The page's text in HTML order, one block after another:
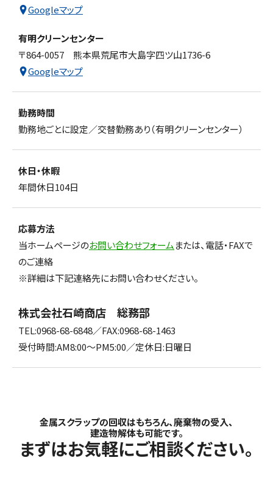
Googleマップ
有明クリーンセンター
〒864-0057 熊本県荒尾市大島字四ツ山1736-6
Googleマップ
勤務時間
勤務地ごとに設定／交替勤務あり（有明クリーンセンター）
休日・休暇
年間休日104日
応募方法
当ホームページのお問い合わせフォームまたは、電話・FAXで
のご連絡
※詳細は下記連絡先にお問い合わせください。
株式会社石崎商店 総務部
TEL:0968-68-6848／FAX:0968-68-1463
受付時間:AM8:00〜PM5:00／定休日:日曜日
金属スクラップの回収はもちろん、廃棄物の受入、
建造物解体も可能です。
まずはお気軽にご相談ください。